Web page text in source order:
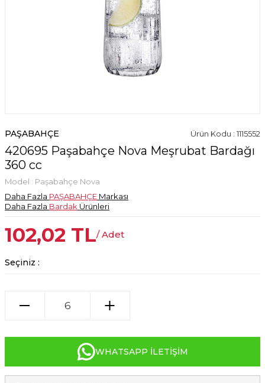
PAŞABAHÇE Ürün Kodu : 1115552
420695 Paşabahçe Nova Meşrubat Bardağı
360 cc
Model : Paşabahçe Nova
Daha Fazla PAŞABAHÇE Markası
Daha Fazla Bardak Ürünleri
102,02 TL/ Adet
Seçiniz :
WHATSAPP İLETIŞIM